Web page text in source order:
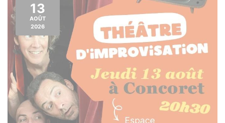
13
AOÛT
2026